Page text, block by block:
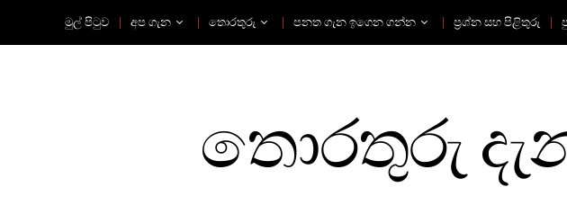
මුල් පිටුව අප ගැන තොරතුරු පනත ගැන ඉගෙන ගන්න ප්‍රශ්න සහ පිළිතුරු
තොරතුරු